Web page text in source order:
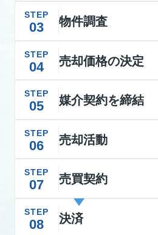
STEP
03 物件調査
STEP
04 売却価格の決定
STEP
05 媒介契約を締結
STEP
06 売却活動
STEP
07 売買契約
STEP
08 決済